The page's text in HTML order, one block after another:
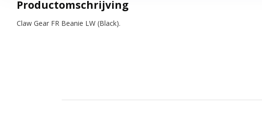
Productomschrijving
Claw Gear FR Beanie LW (Black).